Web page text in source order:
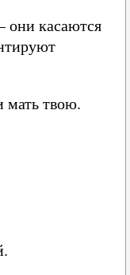
они касаются
мать твою.